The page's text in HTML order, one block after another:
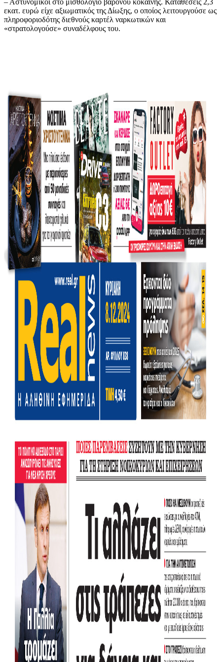
– Αστυνομικοί στο μισθολόγιο βαρόνου κοκαΐνης. Καταθέσεις 2,3
εκατ. ευρώ είχε αξιωματικός της Δίωξης, ο οποίος λειτουργούσε ως
πληροφοριοδότης διεθνούς καρτέλ ναρκωτικών και
«στρατολογούσε» συναδέλφους του.